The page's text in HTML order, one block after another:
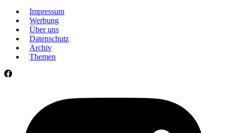
Impressum
Werbung
Über uns
Datenschutz
Archiv
Themen